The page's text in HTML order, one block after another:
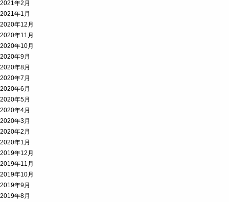
2021年2月
2021年1月
2020年12月
2020年11月
2020年10月
2020年9月
2020年8月
2020年7月
2020年6月
2020年5月
2020年4月
2020年3月
2020年2月
2020年1月
2019年12月
2019年11月
2019年10月
2019年9月
2019年8月